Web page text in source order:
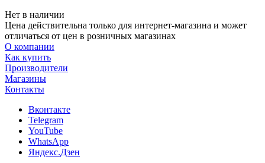
Нет в наличии
Цена действительна только для интернет-магазина и может
отличаться от цен в розничных магазинах
О компании
Как купить
Производители
Магазины
Контакты
Вконтакте
Telegram
YouTube
WhatsApp
Яндекс.Дзен